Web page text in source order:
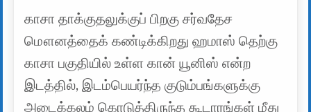
காசா தாக்குதலுக்குப் பிறகு சர்வதேச
மௌனத்தைக் கண்டிக்கிறது ஹமாஸ் தெற்கு
காசா பகுதியில் உள்ள கான் யூனிஸ் என்ற
இடத்தில், இடம்பெயர்ந்த குடும்பங்களுக்கு
அடைக்கலம் கொடுத்திருந்த கூடாரங்கள் மீது